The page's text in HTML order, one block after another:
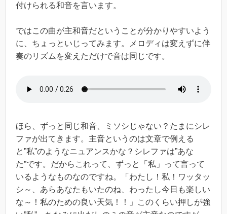
付けられる和音を言います。
ではこの曲が主和音だということが分かりやすいよう
に、ちょっといじってみます。メロディは変えずに伴
奏のリズムを変えただけで音は同じです。
ほら、ずっと同じ和音、ミソシじゃない？たまにシレ
ファが出てきます。主音というのは文章で例える
と”私”のようなニュアンスかな？シレファは”あな
た”です。だからこれって、ずっと「私」って言って
いるようなものなのですね。「わたし！私！ワッタッ
シ～、あらあなたもいたのね、わったし今日も楽しい
な～！私のための良い天気！！」このくらい押しが強